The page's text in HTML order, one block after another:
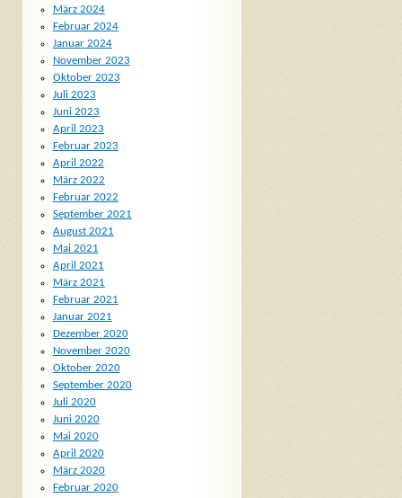
März 2024
Februar 2024
Januar 2024
November 2023
Oktober 2023
Juli 2023
Juni 2023
April 2023
Februar 2023
April 2022
März 2022
Februar 2022
September 2021
August 2021
Mai 2021
April 2021
März 2021
Februar 2021
Januar 2021
Dezember 2020
November 2020
Oktober 2020
September 2020
Juli 2020
Juni 2020
Mai 2020
April 2020
März 2020
Februar 2020